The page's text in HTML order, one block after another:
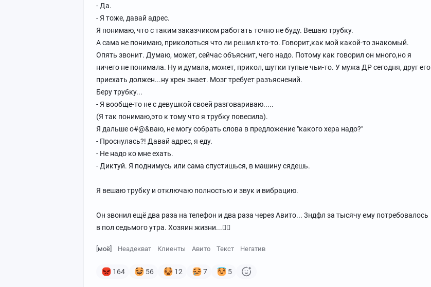
- Да.
- Я тоже, давай адрес.
Я понимаю, что с таким заказчиком работать точно не буду. Вешаю трубку.
А сама не понимаю, приколоться что ли решил кто-то. Говорит,как мой какой-то знакомый.
Опять звонит. Думаю, может, сейчас объяснит, чего надо. Потому как говорил он много,но я
ничего не понимала. Ну и думала, может, прикол, шутки тупые чьи-то. У мужа ДР сегодня, друг его
приехать должен...ну хрен знает. Мозг требует разъяснений.
Беру трубку...
- Я вообще-то не с девушкой своей разговариваю.....
(Я так понимаю,это к тому что я трубку повесила).
Я дальше о#@&ваю, не могу собрать слова в предложение "какого хера надо?"
- Проснулась?! Давай адрес, я еду.
- Не надо ко мне ехать.
- Диктуй. Я поднимусь или сама спустишься, в машину сядешь.
Я вешаю трубку и отключаю полностью и звук и вибрацию.
Он звонил ещё два раза на телефон и два раза через Авито... 3ндфл за тысячу ему потребовалось
в пол седьмого утра. Хозяин жизни...🤦‍♀️
[моё] Неадекват Клиенты Авито Текст Негатив
164 56 12 7 5